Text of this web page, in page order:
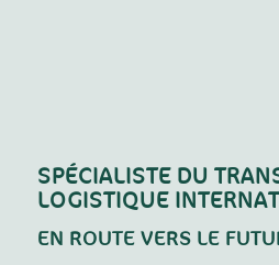
SPÉCIALISTE DU
LOGISTIQUE
EN ROUTE VERS LE